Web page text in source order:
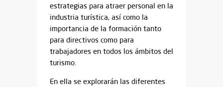
estrategias para atraer personal en la
industria turística, así como la
importancia de la formación tanto
para directivos como para
trabajadores en todos los ámbitos del
turismo.
En ella se explorarán las diferentes